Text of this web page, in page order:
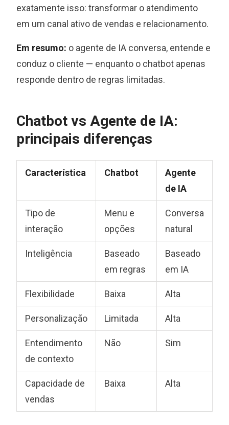
exatamente isso: transformar o atendimento
em um canal ativo de vendas e relacionamento.
Em resumo: o agente de IA conversa, entende e
conduz o cliente — enquanto o chatbot apenas
responde dentro de regras limitadas.
Chatbot vs Agente de IA:
principais diferenças
Característica Chatbot
Agente
de IA
Tipo de
interação
Menu e
opções
Conversa
natural
Inteligência
Baseado
em regras
Baseado
em IA
Flexibilidade Baixa Alta
Personalização Limitada Alta
Entendimento
de contexto
Não Sim
Capacidade de
vendas
Baixa Alta